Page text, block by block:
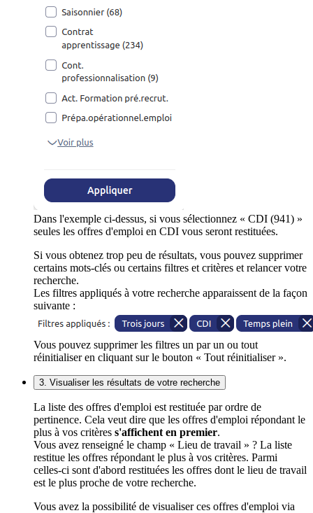
Dans l'exemple ci-dessus, si vous sélectionnez « CDI (941) »
seules les offres d'emploi en CDI vous seront restituées.
Si vous obtenez trop peu de résultats, vous pouvez supprimer
certains mots-clés ou certains filtres et critères et relancer votre
recherche.
Les filtres appliqués à votre recherche apparaissent de la façon
suivante :
Vous pouvez supprimer les filtres un par un ou tout
réinitialiser en cliquant sur le bouton « Tout réinitialiser ».
3. Visualiser les résultats de votre recherche
La liste des offres d'emploi est restituée par ordre de
pertinence. Cela veut dire que les offres d'emploi répondant le
plus à vos critères s'affichent en premier.
Vous avez renseigné le champ « Lieu de travail » ? La liste
restitue les offres répondant le plus à vos critères. Parmi
celles-ci sont d'abord restituées les offres dont le lieu de travail
est le plus proche de votre recherche.
Vous avez la possibilité de visualiser ces offres d'emploi via